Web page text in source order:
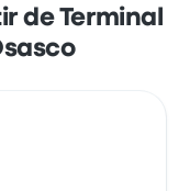
de Terminal